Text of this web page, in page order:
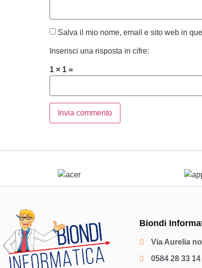
Salva il mio nome, email e sito web in
Inserisci una risposta in cifre:
1 × 1 =
Biondi
Via Aurelia
0584 28 33 14